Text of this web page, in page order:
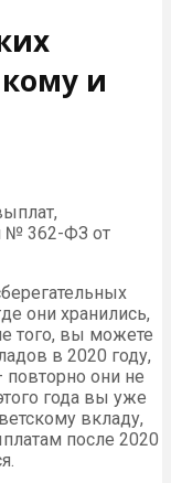
кому и
№ 362-ФЗ от
они хранились,
того, вы можете
в 2020 году,
повторно они не
года вы уже
вкладу,
после 2020